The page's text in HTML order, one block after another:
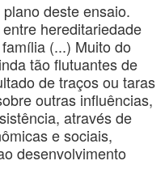
deste ensaio.
hereditariedade
(...) Muito do
tão flutuantes de
de traços ou taras
outras influências,
através de
e sociais,
desenvolvimento